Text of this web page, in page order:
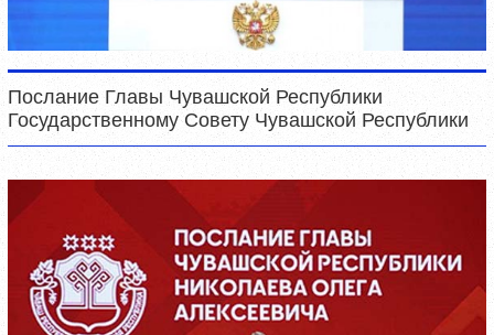
Послание Главы Чувашской Республики
Государственному Совету Чувашской Республики